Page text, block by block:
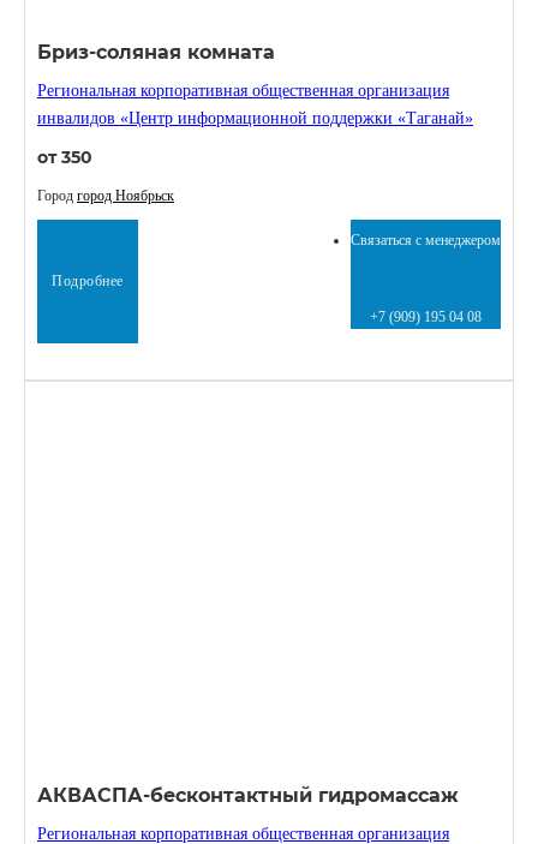
Бриз-соляная комната
Региональная корпоративная общественная организация
инвалидов «Центр информационной поддержки «Таганай»
от 350
Город город Ноябрьск
Подробнее
Связаться с менеджером
+7 (909) 195 04 08
АКВАСПА-бесконтактный гидромассаж
Региональная корпоративная общественная организация